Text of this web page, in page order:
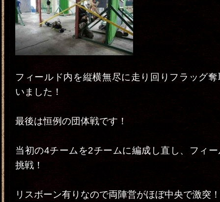
フィールド内を縦横無尽に走り回りフラッグ
いました！
最後は恒例の団体戦です！
当初の4チームを2チームに編成し直し、フィ
挑戦！
リスボーン有りなので両陣営がほぼ中央で激突！